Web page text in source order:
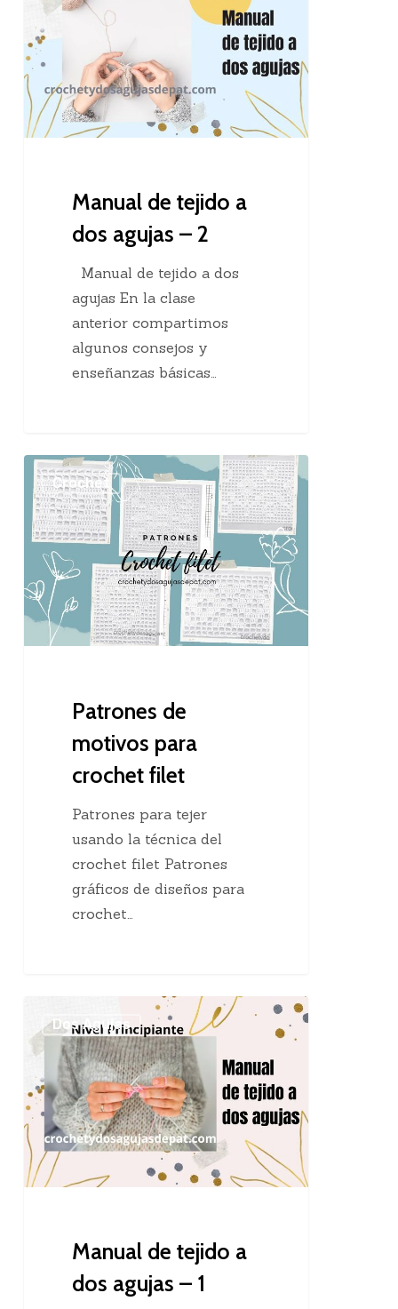
tejido
dos
agujas
–
2
Manual de tejido a
dos agujas – 2
Manual de tejido a dos
agujas En la clase
anterior compartimos
algunos consejos y
enseñanzas básicas…
Patrones
de
motivos
para
crochet
filet
Crochet
Patrones de
motivos para
crochet filet
Patrones para tejer
usando la técnica del
crochet filet Patrones
gráficos de diseños para
crochet…
de
tejido
dos
agujas
–
1
Dos Agujas
Manual de tejido a
dos agujas – 1